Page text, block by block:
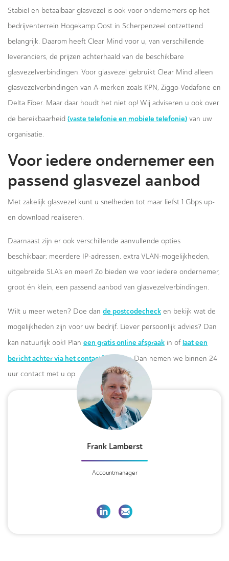
Stabiel en betaalbaar glasvezel is ook voor ondernemers op het
bedrijventerrein Hogekamp Oost in Scherpenzeel ontzettend
belangrijk. Daarom heeft Clear Mind voor u, van verschillende
leveranciers, de prijzen achterhaald van de beschikbare
glasvezelverbindingen. Voor glasvezel gebruikt Clear Mind alleen
glasvezelverbindingen van A-merken zoals KPN, Ziggo-Vodafone en
Delta Fiber. Maar daar houdt het niet op! Wij adviseren u ook over
de bereikbaarheid (vaste telefonie en mobiele telefonie) van uw
organisatie.
Voor iedere ondernemer een
passend glasvezel aanbod
Met zakelijk glasvezel kunt u snelheden tot maar liefst 1 Gbps up-
en download realiseren.
Daarnaast zijn er ook verschillende aanvullende opties
beschikbaar; meerdere IP-adressen, extra VLAN-mogelijkheden,
uitgebreide SLA’s en meer! Zo bieden we voor iedere ondernemer,
groot én klein, een passend aanbod van glasvezelverbindingen.
Wilt u meer weten? Doe dan de postcodecheck en bekijk wat de
mogelijkheden zijn voor uw bedrijf. Liever persoonlijk advies? Dan
kan natuurlijk ook! Plan een gratis online afspraak in of laat een
bericht achter via het contactformulier.Dan nemen we binnen 24
uur contact met u op.
Frank Lamberst
Accountmanager